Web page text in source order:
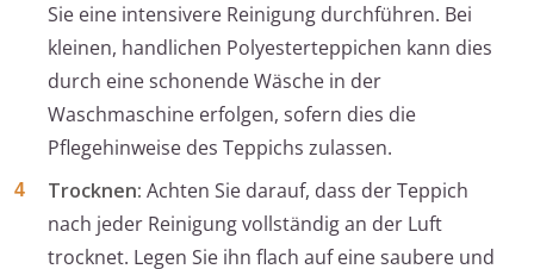
Sie eine intensivere Reinigung durchführen. Bei
kleinen, handlichen Polyesterteppichen kann dies
durch eine schonende Wäsche in der
Waschmaschine erfolgen, sofern dies die
Pflegehinweise des Teppichs zulassen.
Trocknen: Achten Sie darauf, dass der Teppich
nach jeder Reinigung vollständig an der Luft
trocknet. Legen Sie ihn flach auf eine saubere und